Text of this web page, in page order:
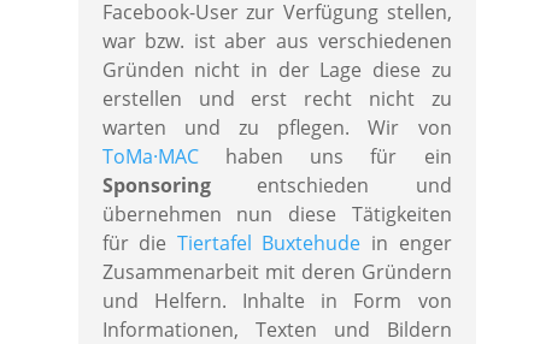
Facebook-User zur Verfügung stellen,
war bzw. ist aber aus verschiedenen
Gründen nicht in der Lage diese zu
erstellen und erst recht nicht zu
warten und zu pflegen. Wir von
ToMa·MAChaben uns für ein
Sponsoringentschieden und
übernehmen nun diese Tätigkeiten
für die Tiertafel Buxtehude in enger
Zusammenarbeit mit deren Gründern
und Helfern. Inhalte in Form von
Informationen, Texten und Bildern